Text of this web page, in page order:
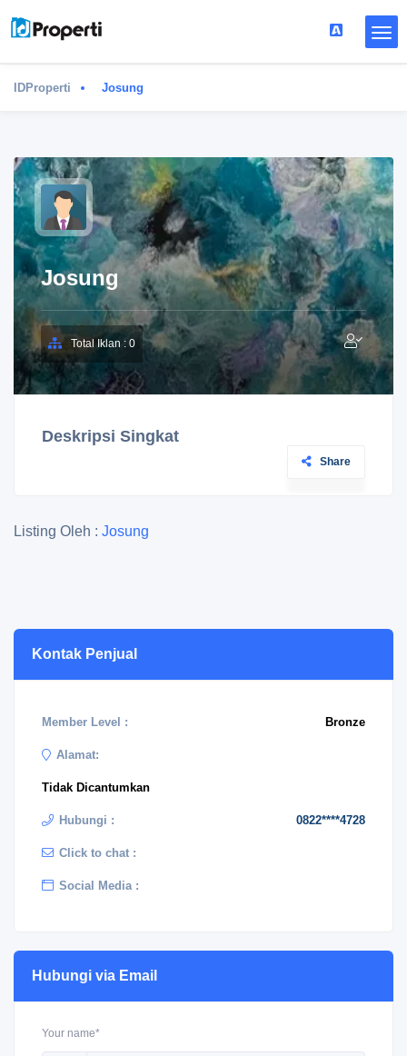
IDProperti Josung
Josung
Total Iklan : 0
Deskripsi Singkat
Share
Listing Oleh : Josung
Kontak Penjual
Member Level : Bronze
Alamat:
Tidak Dicantumkan
Hubungi : 0822****4728
Click to chat :
Social Media :
Hubungi via Email
Your name*